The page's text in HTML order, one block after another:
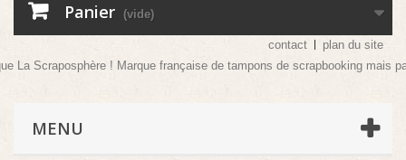
Panier (vide)
contact
plan du site
! Marque française de tampons de scrapbooking mais pas
MENU